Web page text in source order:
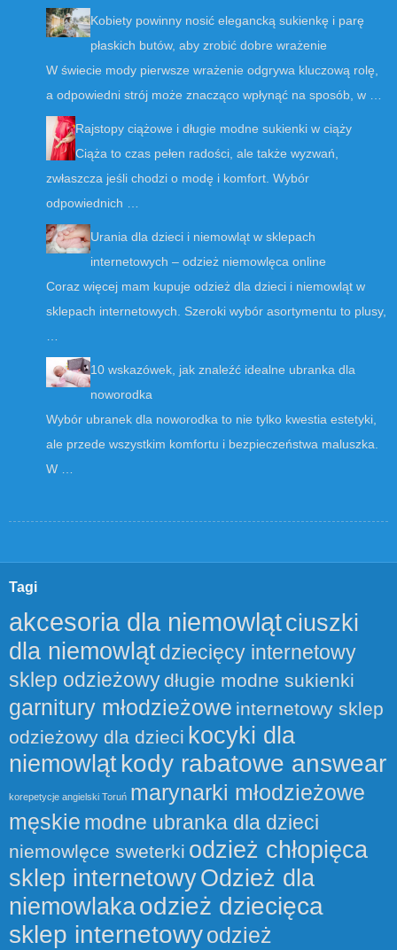
Kobiety powinny nosić elegancką sukienkę i parę
płaskich butów, aby zrobić dobre wrażenie
W świecie mody pierwsze wrażenie odgrywa kluczową rolę,
a odpowiedni strój może znacząco wpłynąć na sposób, w …
Rajstopy ciążowe i długie modne sukienki w ciąży
Ciąża to czas pełen radości, ale także wyzwań,
zwłaszcza jeśli chodzi o modę i komfort. Wybór
odpowiednich …
Urania dla dzieci i niemowląt w sklepach
internetowych – odzież niemowlęca online
Coraz więcej mam kupuje odzież dla dzieci i niemowląt w
sklepach internetowych. Szeroki wybór asortymentu to plusy,
10 wskazówek, jak znaleźć idealne ubranka dla
noworodka
Wybór ubranek dla noworodka to nie tylko kwestia estetyki,
ale przede wszystkim komfortu i bezpieczeństwa maluszka.
W …
Tagi
akcesoria dla niemowlątciuszki
dla niemowlątdziecięcy internetowy
sklep odzieżowy długie modne sukienki
garnitury młodzieżowe internetowy sklep
odzieżowy dla dzieci kocyki dla
niemowląt kody rabatowe answear
korepetycje angielski Toruń marynarki młodzieżowe
męskie modne ubranka dla dzieci
niemowlęce sweterki odzież chłopięca
sklep internetowyOdzież dla
niemowlakaodzież dziecięca
sklep internetowyodzież